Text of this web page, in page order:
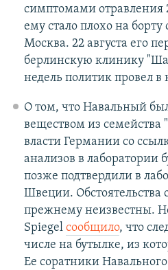
симптомами отравления
ему стало плохо на борту
Москва. 22 августа его
берлинскую клинику
недель политик провел в
О том, что Навальный
веществом из
власти Германии со
анализов в лаборатории
позже подтвердили в
Швеции. Обстоятельства
прежнему неизвестны.
Spiegel сообщило, что
числе на бутылке, из
Ее соратники